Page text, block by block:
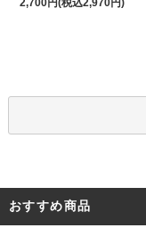
2,700円(税込2,970円)
おすすめ商品